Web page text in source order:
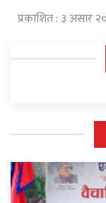
प्रकाशित : ३ असार